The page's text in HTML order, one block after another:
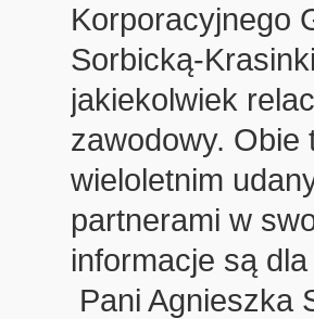
Korporacyjnego
Sorbicką-
jakiekolwiek
zawodowy.
wieloletnim
partnerami w
informacje są
Pani Agnieszka